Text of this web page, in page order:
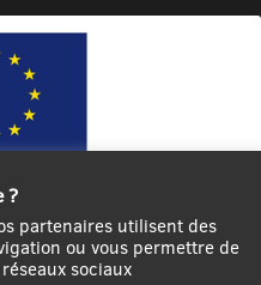
européenne avec le Fonds
à hauteur de 12 572€
?
partenaires utilisent des
ou vous permettre de
sociaux